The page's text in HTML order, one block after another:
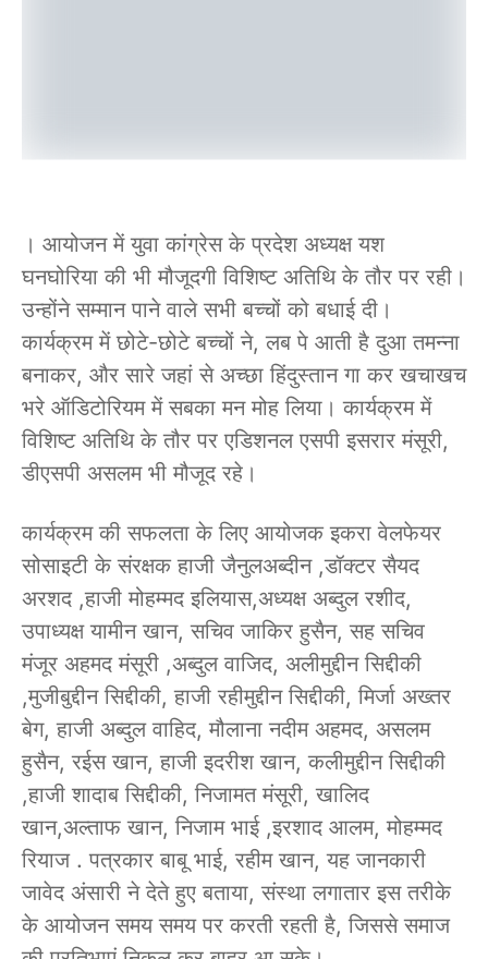
। आयोजन में युवा कांग्रेस के प्रदेश अध्यक्ष यश
घनघोरिया की भी मौजूदगी विशिष्ट अतिथि के तौर पर रही।
उन्होंने सम्मान पाने वाले सभी बच्चों को बधाई दी।
कार्यक्रम में छोटे-छोटे बच्चों ने, लब पे आती है दुआ तमन्ना
बनाकर, और सारे जहां से अच्छा हिंदुस्तान गा कर खचाखच
भरे ऑडिटोरियम में सबका मन मोह लिया। कार्यक्रम में
विशिष्ट अतिथि के तौर पर एडिशनल एसपी इसरार मंसूरी,
डीएसपी असलम भी मौजूद रहे।
कार्यक्रम की सफलता के लिए आयोजक इकरा वेलफेयर
सोसाइटी के संरक्षक हाजी जैनुलअब्दीन ,डॉक्टर सैयद
अरशद ,हाजी मोहम्मद इलियास,अध्यक्ष अब्दुल रशीद,
उपाध्यक्ष यामीन खान, सचिव जाकिर हुसैन, सह सचिव
मंजूर अहमद मंसूरी ,अब्दुल वाजिद, अलीमुद्दीन सिद्दीकी
,मुजीबुद्दीन सिद्दीकी, हाजी रहीमुद्दीन सिद्दीकी, मिर्जा अख्तर
बेग, हाजी अब्दुल वाहिद, मौलाना नदीम अहमद, असलम
हुसैन, रईस खान, हाजी इदरीश खान, कलीमुद्दीन सिद्दीकी
,हाजी शादाब सिद्दीकी, निजामत मंसूरी, खालिद
खान,अल्ताफ खान, निजाम भाई ,इरशाद आलम, मोहम्मद
रियाज . पत्रकार बाबू भाई, रहीम खान, यह जानकारी
जावेद अंसारी ने देते हुए बताया, संस्था लगातार इस तरीके
के आयोजन समय समय पर करती रहती है, जिससे समाज